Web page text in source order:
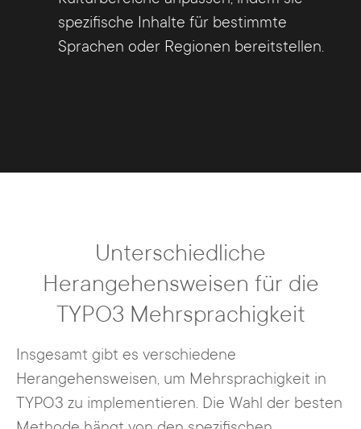
spezifische Inhalte für bestimmte
Sprachen oder Regionen bereitstellen.
Unterschiedliche
Herangehensweisen für die
TYPO3 Mehrsprachigkeit
Insgesamt gibt es verschiedene
Herangehensweisen, um Mehrsprachigkeit in
TYPO3 zu implementieren. Die Wahl der besten